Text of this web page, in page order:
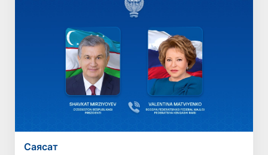
Саясат